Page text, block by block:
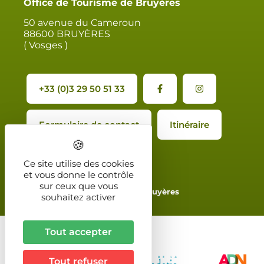
Office de Tourisme de Bruyères
50 avenue du Cameroun
88600 BRUYÈRES
( Vosges )
+33 (0)3 29 50 51 33
Formulaire de contact Itinéraire
2024 - Office de Tourisme de Bruyères
Ce site utilise des cookies
et vous donne le contrôle
sur ceux que vous
souhaitez activer
Tout accepter
Tout refuser